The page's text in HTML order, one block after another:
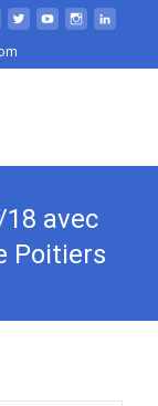
avec
Poitiers